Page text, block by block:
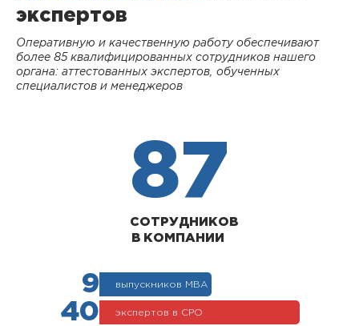
экспертов
Оперативную и качественную работу обеспечивают
более 85 квалифицированных сотрудников нашего
органа: аттестованных экспертов, обученных
специалистов и менеджеров
87
СОТРУДНИКОВ
В КОМПАНИИ
9 выпускников МВА
40 экспертов в СРО